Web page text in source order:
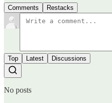
Comments Restacks
Top Latest Discussions
No posts